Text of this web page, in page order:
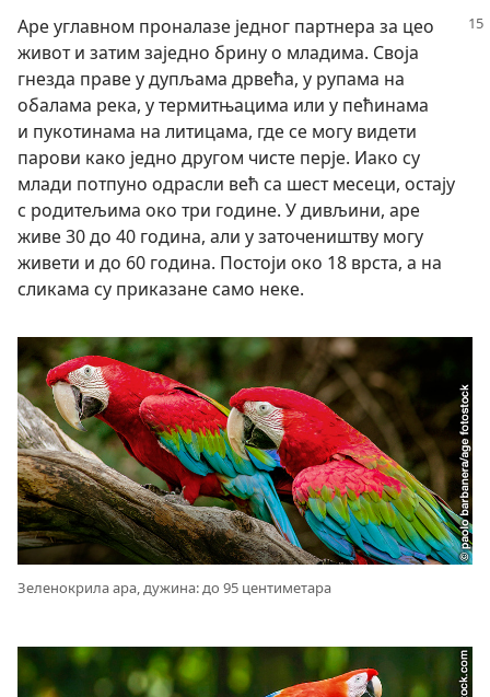
Аре углавном проналазе једног партнера за цео
живот и затим заједно брину о младима. Своја
гнезда праве у дупљама дрвећа, у рупама на
обалама река, у термитњацима или у пећинама
и пукотинама на литицама, где се могу видети
парови како једно другом чисте перје. Иако су
млади потпуно одрасли већ са шест месеци, остају
с родитељима око три године. У дивљини, аре
живе 30 до 40 година, али у заточеништву могу
живети и до 60 година. Постоји око 18 врста, а на
сликама су приказане само неке.
Зеленокрила ара, дужина: до 95 центиметара